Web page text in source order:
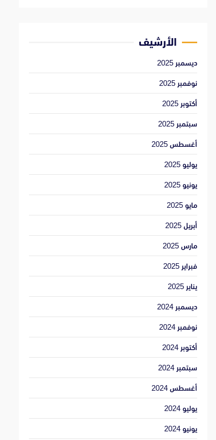
الأرشيف
ديسمبر 2025
نوفمبر 2025
أكتوبر 2025
سبتمبر 2025
أغسطس 2025
يوليو 2025
يونيو 2025
مايو 2025
أبريل 2025
مارس 2025
فبراير 2025
يناير 2025
ديسمبر 2024
نوفمبر 2024
أكتوبر 2024
سبتمبر 2024
أغسطس 2024
يوليو 2024
يونيو 2024